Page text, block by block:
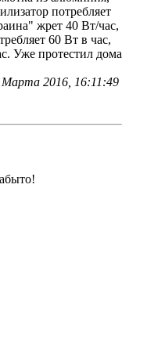
потребляет
жрет 40 Вт/час,
60 Вт в час,
Уже протестил дома
Марта 2016, 16:11:49